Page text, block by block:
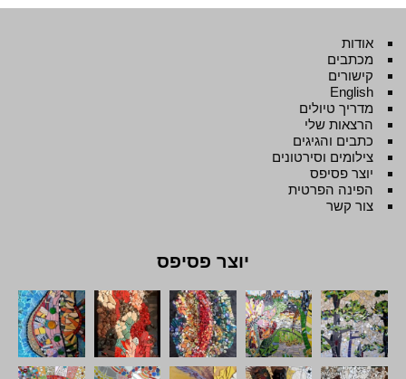
אודות
מכתבים
קישורים
English
מדריך טיולים
הרצאות שלי
כתבים והגיגים
צילומים וסירטונים
יוצר פסיפס
הפינה הפרטית
צור קשר
יוצר פסיפס